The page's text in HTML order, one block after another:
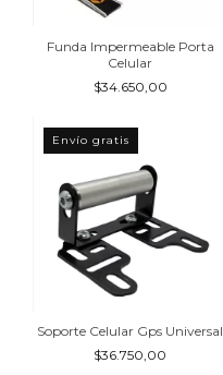
Funda Impermeable Porta
Celular
$34.650,00
Envío gratis
Soporte Celular Gps Universal
$36.750,00